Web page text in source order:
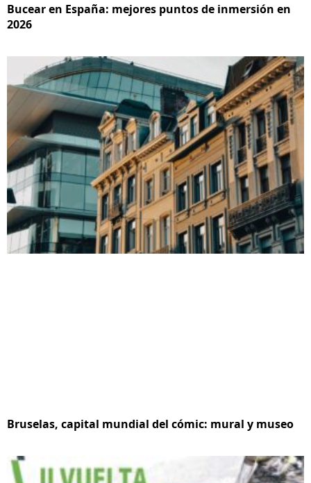
Bucear en España: mejores puntos de inmersión en
2026
Bruselas, capital mundial del cómic: mural y museo